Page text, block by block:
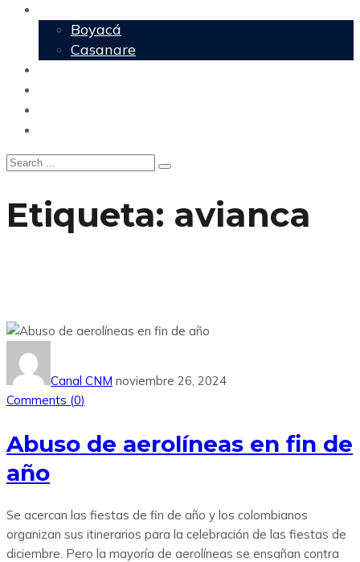
Boyacá
Casanare
Etiqueta: avianca
Canal CNM noviembre 26, 2024
Comments (0)
Abuso de aerolíneas en fin de
año
Se acercan las fiestas de fin de año y los colombianos
organizan sus itinerarios para la celebración de las fiestas de
diciembre. Pero la mayoría de aerolíneas se ensañan contra